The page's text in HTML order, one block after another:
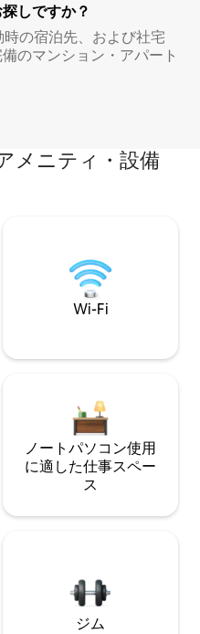
しですか？
の宿泊先、および社宅
のマンション・アパート
メニティ・設備
Wi-Fi
ノートパソコン使用
に適した仕事スペー
ス
ジム